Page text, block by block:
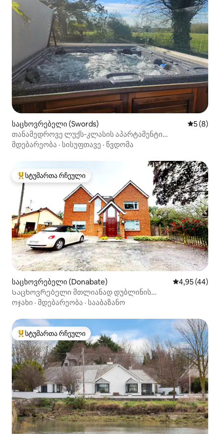
საცხოვრებელი (Swords) საშუალო
5 (8)
თანამედროვე ლუქს‑კლასის აპარტამენტი
ჰიდრომასაჟიანი აუზით დუბლინში
მდებარეობა · სისუფთავე · წვდომა
სტუმართა რჩეული მოწინავე ვარიანტი
სტუმართა რჩეული
საცხოვრებელი (Donabate) საშუალო
4,95 (44)
Საცხოვრებელი მთლიანად დუბლინის
აეროპორტიდან 10 წუთის სავალზე
ოჯახი · მდებარეობა · სააბაზანო
სტუმართა რჩეული მოწინავე ვარიანტი
სტუმართა რჩეული